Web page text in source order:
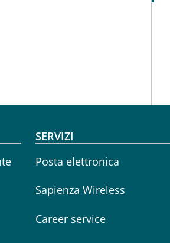
SERVIZI
Posta elettronica
Sapienza Wireless
Career service